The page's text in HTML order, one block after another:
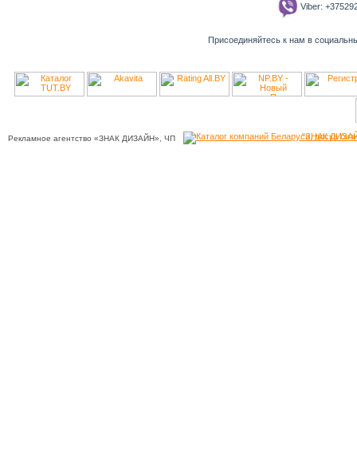
Viber:
Присоединяйтесь к нам в
Рекламное агентство «ЗНАК ДИЗАЙН», ЧП "ЗНАК